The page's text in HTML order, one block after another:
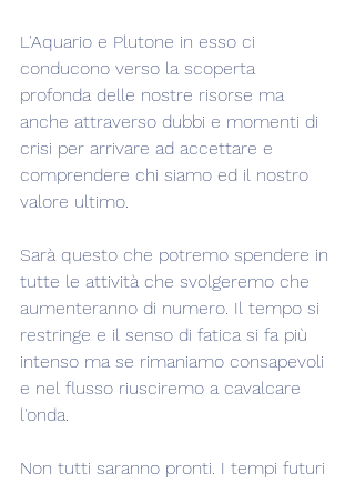
L'Aquario e Plutone in esso ci
conducono verso la scoperta
profonda delle nostre risorse ma
anche attraverso dubbi e momenti di
crisi per arrivare ad accettare e
comprendere chi siamo ed il nostro
valore ultimo.
Sarà questo che potremo spendere in
tutte le attività che svolgeremo che
aumenteranno di numero. Il tempo si
restringe e il senso di fatica si fa più
intenso ma se rimaniamo consapevoli
e nel flusso riusciremo a cavalcare
l'onda.
Non tutti saranno pronti. I tempi futuri